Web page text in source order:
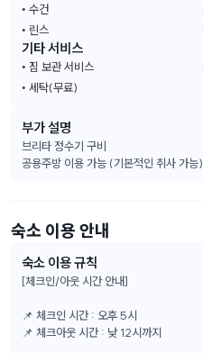
수건
린스
기타 서비스
짐 보관 서비스
세탁(무료)
부가 설명
브리타 정수기 구비
공용주방 이용 가능 (기본적인 취사 가능)
숙소 이용 안내
숙소 이용 규칙
[체크인/아웃 시간 안내]
📌 체크인 시간 : 오후 5시
📌 체크아웃 시간 : 낮 12시까지